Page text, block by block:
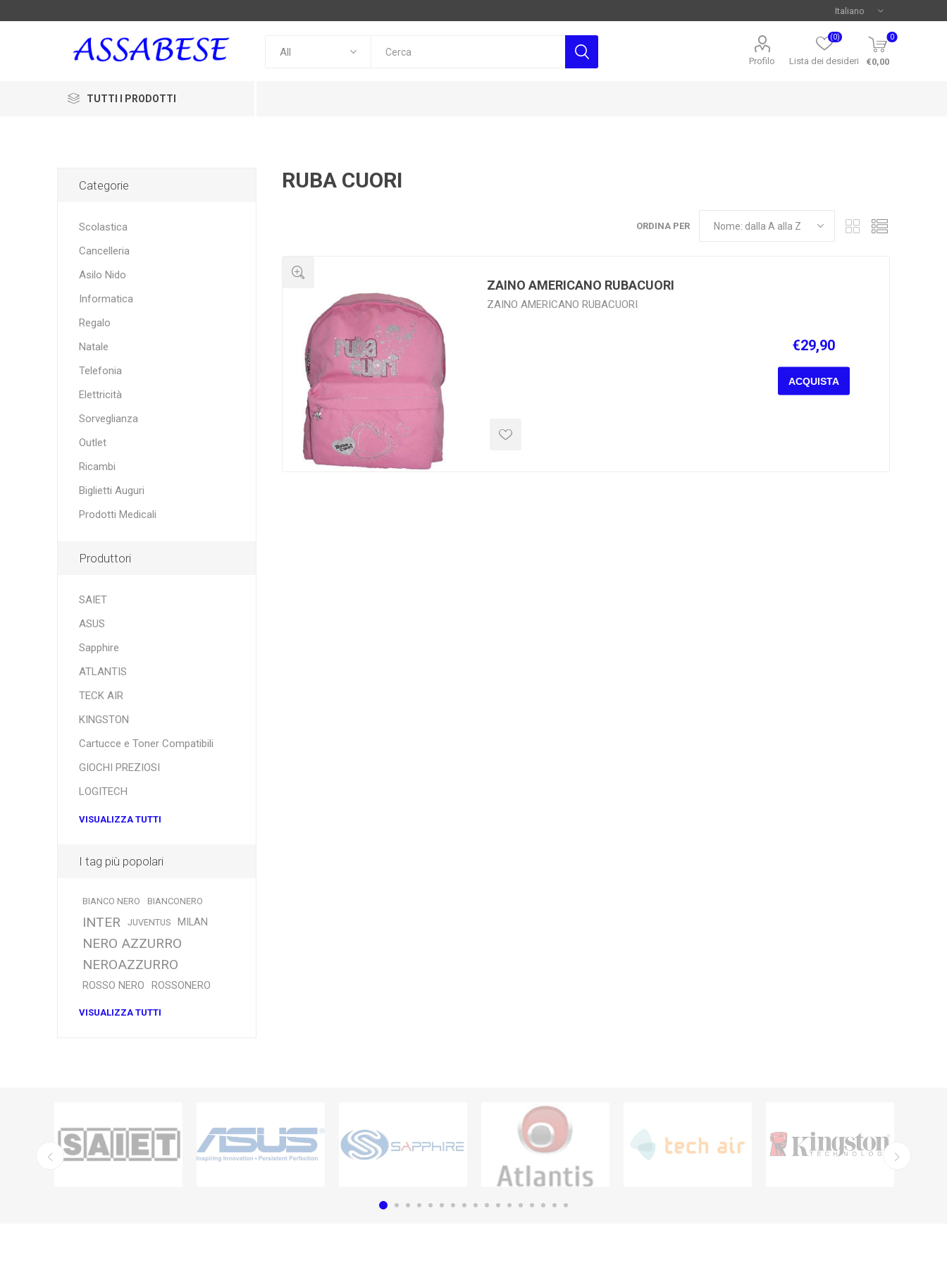
Profilo Lista dei desideri
(0) 0
€0,00
TUTTI I PRODOTTI
RUBA CUORI
ORDINA PER
ZAINO AMERICANO RUBACUORI
ZAINO AMERICANO RUBACUORI
€29,90
ACQUISTA
Categorie
Scolastica
Cancelleria
Asilo Nido
Informatica
Regalo
Natale
Telefonia
Elettricità
Sorveglianza
Outlet
Ricambi
Biglietti Auguri
Prodotti Medicali
Produttori
SAIET
ASUS
Sapphire
ATLANTIS
TECK AIR
KINGSTON
Cartucce e Toner Compatibili
GIOCHI PREZIOSI
LOGITECH
VISUALIZZA TUTTI
I tag più popolari
BIANCO NERO BIANCONERO
INTER JUVENTUS MILAN
NERO AZZURRO
NEROAZZURRO
ROSSO NERO ROSSONERO
VISUALIZZA TUTTI